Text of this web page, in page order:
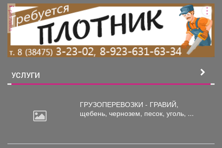
реклама
УСЛУГИ
ГРУЗОПЕРЕВОЗКИ - ГРАВИЙ,
щебень, чернозем, песок, уголь, ...